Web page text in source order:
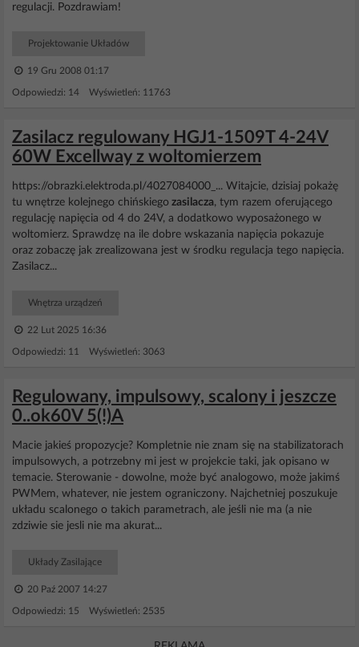
regulacji. Pozdrawiam!
Projektowanie Układów
19 Gru 2008 01:17
Odpowiedzi: 14 Wyświetleń: 11763
Zasilacz regulowany HGJ1-1509T 4-24V
60W Excellway z woltomierzem
https://obrazki.elektroda.pl/4027084000_... Witajcie, dzisiaj pokażę
tu wnętrze kolejnego chińskiego zasilacza, tym razem oferującego
regulację napięcia od 4 do 24V, a dodatkowo wyposażonego w
woltomierz. Sprawdzę na ile dobre wskazania napięcia pokazuje
oraz zobaczę jak zrealizowana jest w środku regulacja tego napięcia.
Zasilacz...
Wnętrza urządzeń
22 Lut 2025 16:36
Odpowiedzi: 11 Wyświetleń: 3063
Regulowany, impulsowy, scalony i jeszcze
0..ok60V 5(!)A
Macie jakieś propozycje? Kompletnie nie znam się na stabilizatorach
impulsowych, a potrzebny mi jest w projekcie taki, jak opisano w
temacie. Sterowanie - dowolne, może być analogowo, może jakimś
PWMem, whatever, nie jestem ograniczony. Najchetniej poszukuje
układu scalonego o takich parametrach, ale jeśli nie ma (a nie
zdziwie sie jesli nie ma akurat...
Układy Zasilające
20 Paź 2007 14:27
Odpowiedzi: 15 Wyświetleń: 2535